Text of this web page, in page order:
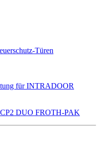
Türen
für INTRADOOR
CP2 DUO FROTH-PAK